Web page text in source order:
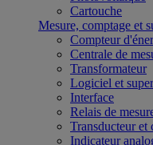
Cartouche
Mesure, comptage et
Compteur
Centrale de
Transformateur
Logiciel et
Interface
Relais de
Transducteur et
Indicateur